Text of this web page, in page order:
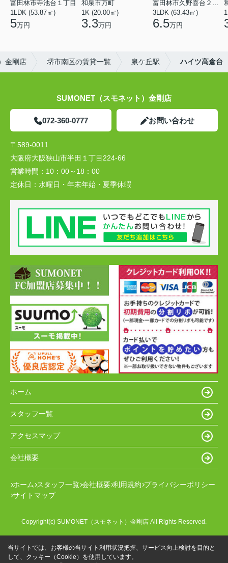
富田林市寺池台１丁目
1LDK (53.87㎡)
5万円
和泉市万町
1K (20.00㎡)
3.3万円
富田林市久野喜台２丁目
3LDK (63.43㎡)
6.5万円
金剛店 堺市南区の賃貸一覧 泉ケ丘駅 ハイツ高倉台
SUMONET（スモネット）金剛店
072-360-0777 お問い合わせ
〒589-0011
大阪府大阪狭山市半田１丁目224-66
営業時間： 10：00～18：00
定休日： 水曜日・年末年始・夏季休暇
ホーム
スタッフ一覧
アクセスマップ
会社概要
ホーム スタッフ一覧 会社概要 利用規約 プライバシーポリシー
サイトマップ
Copyright(c) SUMONET（スモネット）金剛店 All Rights Reserved.
当サイトでは、お客様の当サイト利用状況把握、サービス向上検討を目的と
して、クッキー（Cookie）を使用しています。